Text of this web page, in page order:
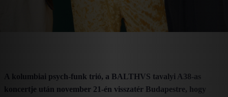
A kolumbiai psych-funk trió, a BALTHVS tavalyi A38-as
koncertje után november 21-én visszatér Budapestre, hogy